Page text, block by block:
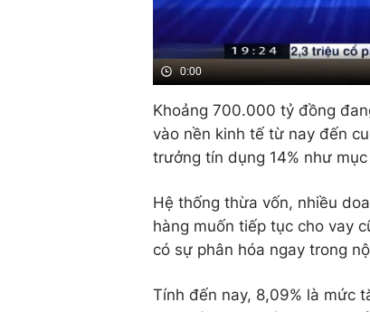
0:00
Khoảng 700.000 tỷ đồng
vào nền kinh tế từ nay đến
trưởng tín dụng 14% như
Hệ thống thừa vốn, nhiều
hàng muốn tiếp tục cho vay
có sự phân hóa ngay trong
Tính đến nay, 8,09% là mức